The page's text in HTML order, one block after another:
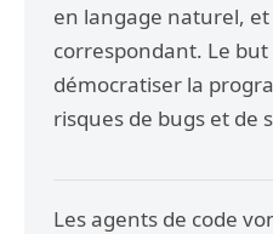
en langage naturel,
correspondant. Le
démocratiser la
risques de bugs et de
Les agents de code